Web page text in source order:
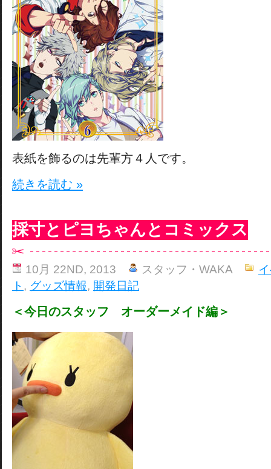
表紙を飾るのは先輩方４人です。
続きを読む »
採寸とピヨちゃんとコミックス
10月 22ND, 2013 スタッフ・WAKA
ト , グッズ情報, 開発日記
＜今日のスタッフ オーダーメイド編＞